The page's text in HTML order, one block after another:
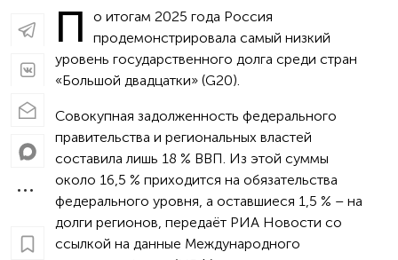
П
о итогам 2025 года Россия
продемонстрировала самый низкий
уровень государственного долга среди стран
«Большой двадцатки» (G20).
Совокупная задолженность федерального
правительства и региональных властей
составила лишь 18 % ВВП. Из этой суммы
около 16,5 % приходится на обязательства
федерального уровня, а оставшиеся 1,5 % – на
долги регионов, передаёт РИА Новости со
ссылкой на данные Международного